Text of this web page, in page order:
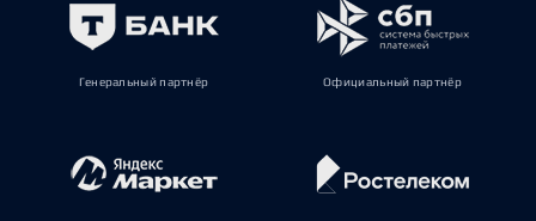
Генеральный партнёр Официальный партнёр